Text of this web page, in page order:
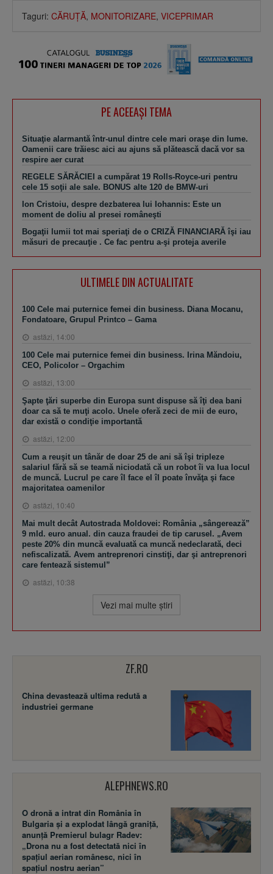
Taguri: CĂRUŢĂ, MONITORIZARE, VICEPRIMAR
PE ACEEAŞI TEMA
Situaţie alarmantă într-unul dintre cele mari oraşe din lume.
Oamenii care trăiesc aici au ajuns să plătească dacă vor sa
respire aer curat
REGELE SĂRĂCIEI a cumpărat 19 Rolls-Royce-uri pentru
cele 15 soţii ale sale. BONUS alte 120 de BMW-uri
Ion Cristoiu, despre dezbaterea lui Iohannis: Este un
moment de doliu al presei româneşti
Bogaţii lumii tot mai speriaţi de o CRIZĂ FINANCIARĂ îşi iau
măsuri de precauţie . Ce fac pentru a-şi proteja averile
ULTIMELE DIN ACTUALITATE
100 Cele mai puternice femei din business. Diana Mocanu,
Fondatoare, Grupul Printco – Gama
astăzi, 14:00
100 Cele mai puternice femei din business. Irina Măndoiu,
CEO, Policolor – Orgachim
astăzi, 13:00
Şapte ţări superbe din Europa sunt dispuse să îţi dea bani
doar ca să te muţi acolo. Unele oferă zeci de mii de euro,
dar există o condiţie importantă
astăzi, 12:00
Cum a reuşit un tânăr de doar 25 de ani să îşi tripleze
salariul fără să se teamă niciodată că un robot îi va lua locul
de muncă. Lucrul pe care îl face el îl poate învăţa şi face
majoritatea oamenilor
astăzi, 10:40
Mai mult decât Autostrada Moldovei: România „sângerează”
9 mld. euro anual. din cauza fraudei de tip carusel. „Avem
peste 20% din muncă evaluată ca muncă nedeclarată, deci
nefiscalizată. Avem antreprenori cinstiţi, dar şi antreprenori
care fentează sistemul”
astăzi, 10:38
Vezi mai multe ştiri
ZF.RO
China devastează ultima redută a
industriei germane
ALEPHNEWS.RO
O dronă a intrat din România în
Bulgaria și a explodat lângă graniță,
anunță Premierul bulagr Radev:
„Drona nu a fost detectată nici în
spațiul aerian românesc, nici în
spațiul nostru aerian”